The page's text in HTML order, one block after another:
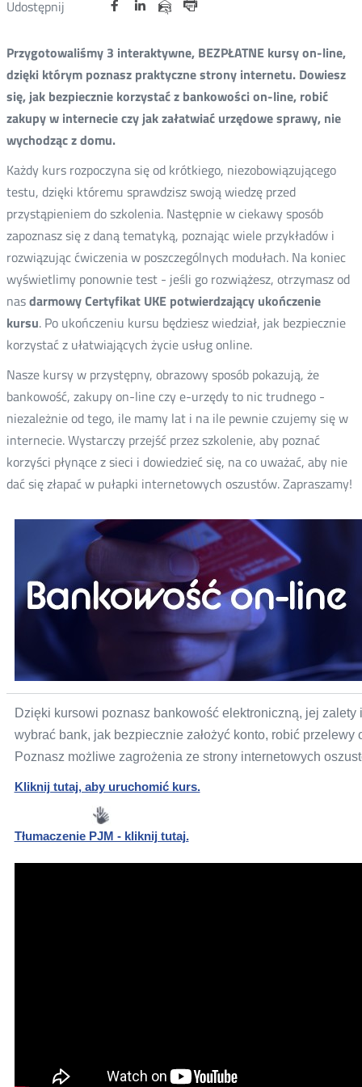
Udostępnij
Twitter
FacebookLinkedin
e-
Przygotowaliśmy 3 interaktywne, BEZPŁATNE kursy on-line,
dzięki którym poznasz praktyczne strony internetu. Dowiesz
się, jak bezpiecznie korzystać z bankowości on-line, robić
zakupy w internecie czy jak załatwiać urzędowe sprawy, nie
wychodząc z domu.
Każdy kurs rozpoczyna się od krótkiego, niezobowiązującego
testu, dzięki któremu sprawdzisz swoją wiedzę przed
przystąpieniem do szkolenia. Następnie w ciekawy sposób
zapoznasz się z daną tematyką, poznając wiele przykładów i
rozwiązując ćwiczenia w poszczególnych modułach. Na koniec
wyświetlimy ponownie test - jeśli go rozwiążesz, otrzymasz od
nasdarmowy Certyfikat UKE potwierdzający ukończenie
kursu. Po ukończeniu kursu będziesz wiedział, jak bezpiecznie
korzystać z ułatwiających życie usług online.
Nasze kursy w przystępny, obrazowy sposób pokazują, że
bankowość, zakupy on-line czy e-urzędy to nic trudnego -
niezależnie od tego, ile mamy lat i na ile pewnie czujemy się w
internecie. Wystarczy przejść przez szkolenie, aby poznać
korzyści płynące z sieci i dowiedzieć się, na co uważać, aby nie
dać się złapać w pułapki internetowych oszustów. Zapraszamy!
Dzięki kursowi poznasz bankowość elektroniczną, jej
wybrać bank, jak bezpiecznie założyć konto, robić
Poznasz możliwe zagrożenia ze strony internetowych
Kliknij tutaj, aby uruchomić kurs.Nowa
Tłumaczenie PJM - kliknij tutaj.